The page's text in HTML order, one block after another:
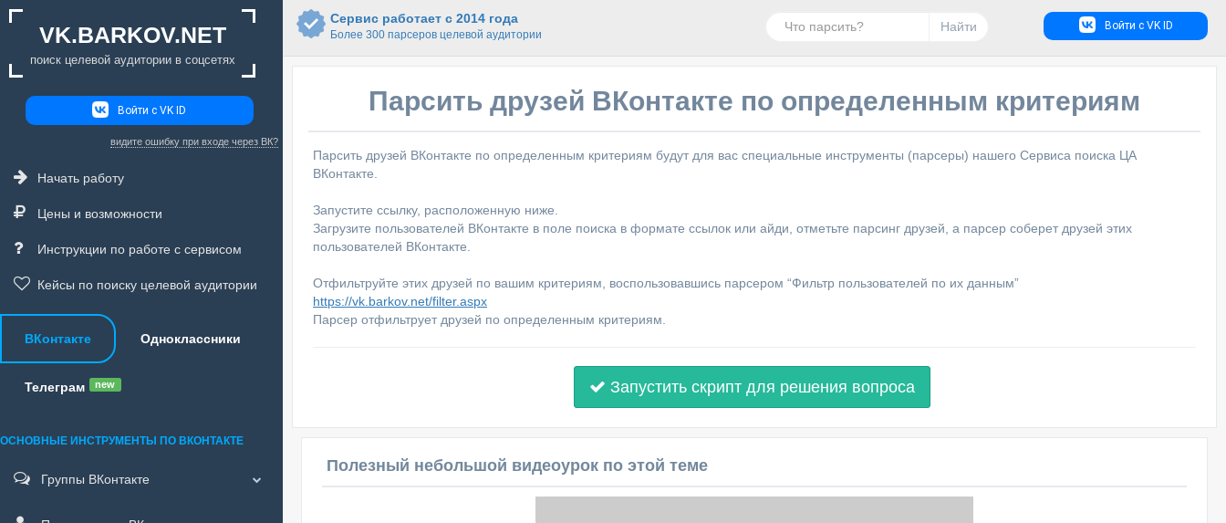
Сервис работает с 2014 года
Более 300 парсеров целевой аудитории
Войти с VK ID
Найти
Парсить друзей ВКонтакте по определенным критериям
Парсить друзей ВКонтакте по определенным критериям будут для вас специальные инструменты (парсеры) нашего Сервиса поиска ЦА
ВКонтакте.
Запустите ссылку, расположенную ниже.
Загрузите пользователей ВКонтакте в поле поиска в формате ссылок или айди, отметьте парсинг друзей, а парсер соберет друзей этих
пользователей ВКонтакте.
Отфильтруйте этих друзей по вашим критериям, воспользовавшись парсером “Фильтр пользователей по их данным”
https://vk.barkov.net/filter.aspx
Парсер отфильтрует друзей по определенным критериям.
Запустить скрипт для решения вопроса
Полезный небольшой видеоурок по этой теме
VK.BARKOV.NET
поиск целевой аудитории в соцсетях
Войти с VK ID
видите ошибку при входе через ВК?
Начать работу
Цены и возможности
Инструкции по работе с сервисом
Кейсы по поиску целевой аудитории
ВКонтакте Одноклассники
Телеграм new
ОСНОВНЫЕ ИНСТРУМЕНТЫ ПО ВКОНТАКТЕ
Группы ВКонтакте